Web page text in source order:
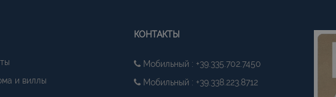
и виллы
КОНТАКТЫ
Мобильный : +39.335.702.7450
Мобильный : +39.338.223.8712